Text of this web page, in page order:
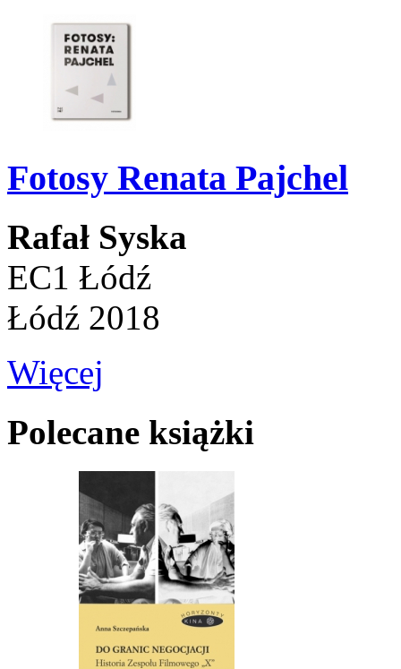
Fotosy Renata Pajchel
Rafał Syska
EC1 Łódź
Łódź 2018
Więcej
Polecane książki